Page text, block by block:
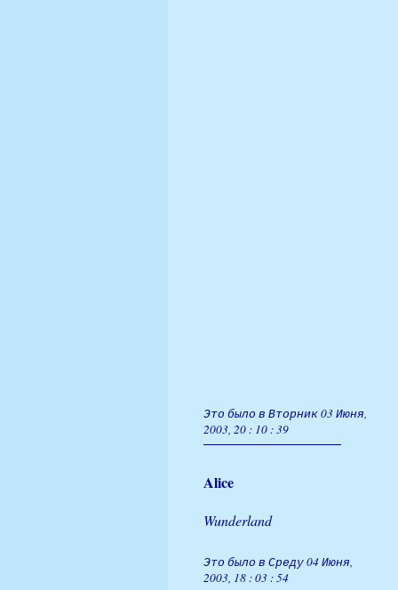
Это было в Вторник 03 Июня,
2003, 20 : 10 : 39
Alice
Wunderland
Это было в Среду 04 Июня,
2003, 18 : 03 : 54